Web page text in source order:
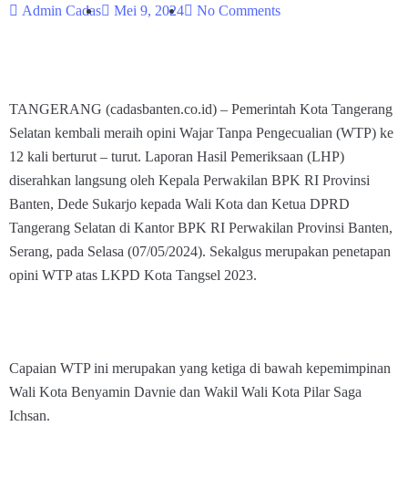
Admin Cadas Mei 9, 2024 No Comments
TANGERANG (cadasbanten.co.id) – Pemerintah Kota Tangerang
Selatan kembali meraih opini Wajar Tanpa Pengecualian (WTP) ke
12 kali berturut – turut. Laporan Hasil Pemeriksaan (LHP)
diserahkan langsung oleh Kepala Perwakilan BPK RI Provinsi
Banten, Dede Sukarjo kepada Wali Kota dan Ketua DPRD
Tangerang Selatan di Kantor BPK RI Perwakilan Provinsi Banten,
Serang, pada Selasa (07/05/2024). Sekalgus merupakan penetapan
opini WTP atas LKPD Kota Tangsel 2023.
Capaian WTP ini merupakan yang ketiga di bawah kepemimpinan
Wali Kota Benyamin Davnie dan Wakil Wali Kota Pilar Saga
Ichsan.